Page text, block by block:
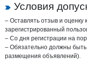
Условия
– Оставлять отзыв и
зарегистрированный
– Со дня регистрации на
– Обязательно должны
размещения объявлений).